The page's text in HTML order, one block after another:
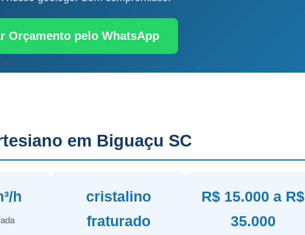
Orçamento pelo WhatsApp
em Biguaçu SC
h
cristalino
fraturado
R$ 15.000 a R$
35.000